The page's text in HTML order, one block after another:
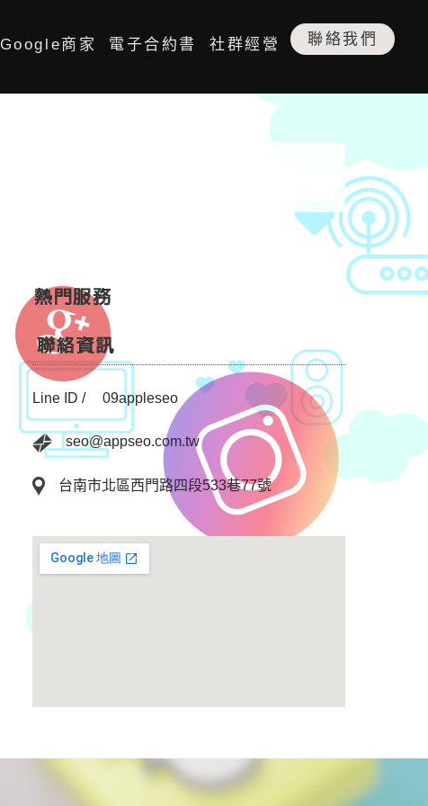
Google商家 電子合約書 社群經營 聯絡我們
首頁 / 問與答
Line ID / 09appleseo
seo@appseo.com.tw
台南市北區西門路四段533巷77號